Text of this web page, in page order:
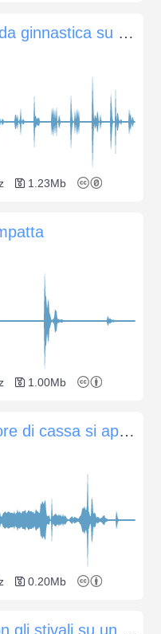
Inciampando in scarpe da ginnastica su un percorso concreto
1.23Mb
1.00Mb
Il cassetto del registratore di cassa si apre e viene stampato uno scontrino
0.20Mb
Camminata circolare con gli stivali su un pavimento di legno